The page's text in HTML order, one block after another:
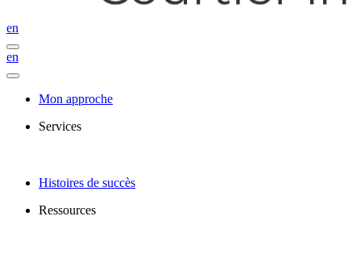
en
en
Mon approche
Services
Histoires de succès
Ressources